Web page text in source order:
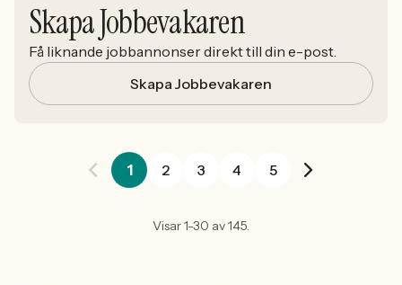
Skapa Jobbevakaren
Få liknande jobbannonser direkt till din e-post.
Skapa Jobbevakaren
1 2 3 4 5
Visar 1-30 av 145.